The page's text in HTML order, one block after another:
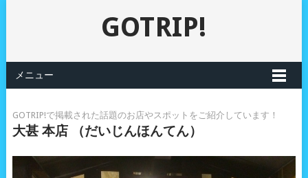
GOTRIP!
メニュー
GOTRIP!で掲載された話題のお店やスポットをご紹介しています！
大甚 本店 （だいじんほんてん）